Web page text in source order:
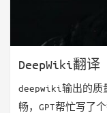
DeepWiki翻译
deepwiki输出的质
畅，GPT帮忙写了